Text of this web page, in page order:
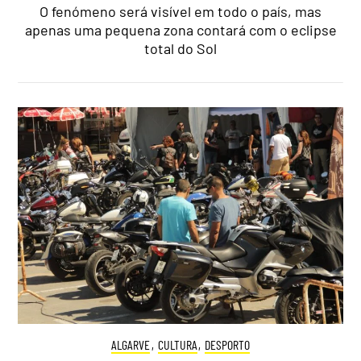
O fenómeno será visível em todo o país, mas
apenas uma pequena zona contará com o eclipse
total do Sol
ALGARVE, CULTURA, DESPORTO